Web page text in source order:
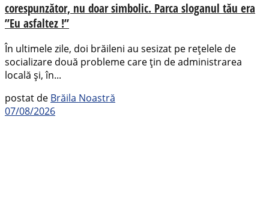
corespunzător, nu doar simbolic. Parca sloganul tău era
”Eu asfaltez !”
În ultimele zile, doi brăileni au sesizat pe rețelele de
socializare două probleme care țin de administrarea
locală și, în...
postat de Brăila Noastră
07/08/2026